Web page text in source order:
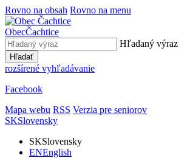
Rovno na obsah Rovno na menu
ObecČachtice
Hľadaný výraz
Hľadať
rozšírené vyhľadávanie
Facebook
Mapa webu RSS Verzia pre seniorov
SKSlovensky
SKSlovensky
ENEnglish